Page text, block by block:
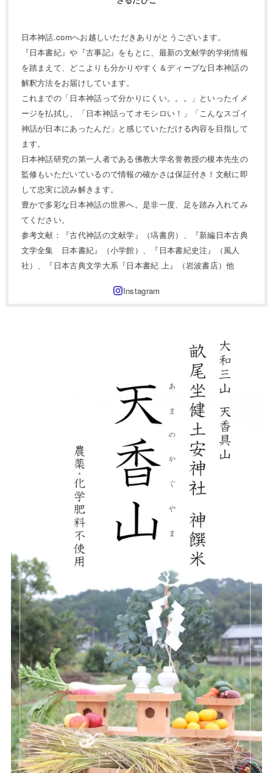
日本神話.comへお越しいただきありがとうございます。
『日本書紀』や『古事記』をもとに、最新の文献学的学術情報
を踏まえて、どこよりも分かりやすく＆ディープな日本神話の
解釈方法をお届けしています。
これまでの「日本神話って分かりにくい。。。」といったイメ
ージを払拭し、「日本神話ってオモシロい！」「こんなスゴイ
神話が日本にあったんだ」と感じていただける内容を目指して
ます。
日本神話研究の第一人者である佛教大学名誉教授の榎本先生の
監修もいただいているので情報の確かさは保証付き！文献に即
して忠実に読み解きます。
豊かで多彩な日本神話の世界へ。是非一度、足を踏み入れてみ
てください。
参考文献：『古代神話の文献学』（塙書房）、『新編日本古典
文学全集 日本書紀』（小学館）、『日本書紀史注』（風人
社）、『日本古典文学大系『日本書紀 上』（岩波書店）他